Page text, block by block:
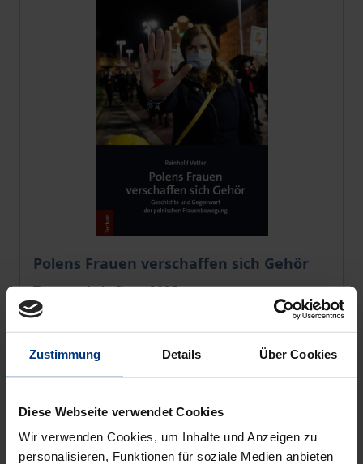
Zustimmung Details Über Cookies
Diese Webseite verwendet Cookies
Wir verwenden Cookies, um Inhalte und Anzeigen zu
personalisieren, Funktionen für soziale Medien anbieten
Polens Frauen verschaffen sich Gehör
Der Preis dieses Titels richtet sich nach der
Tectum, 1. Auflage 2025
69,00 €
inkl. MwSt.
Zur Auswahl